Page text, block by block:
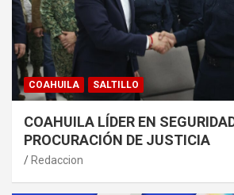
COAHUILA SALTILLO
COAHUILA LÍDER EN
PROCURACIÓN DE JUSTICIA
Redaccion